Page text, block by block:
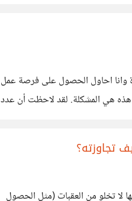
وانا احاول الحصول على فرصة عمل
هي المشكلة. لقد لاحظت أن عدد
تجاوزته؟
لا تخلو من العقبات (مثل الحصول